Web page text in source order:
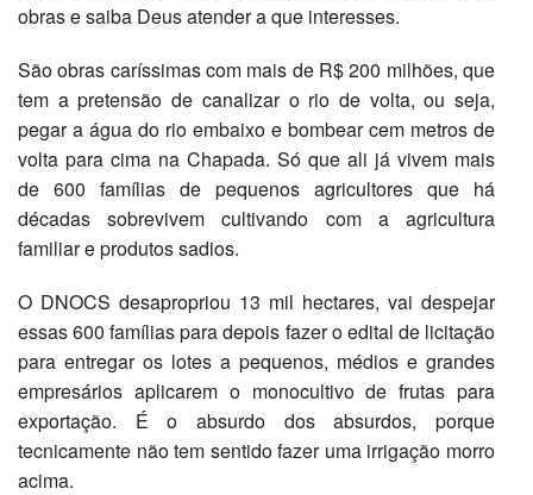
obras e saiba Deus atender a que interesses.
São obras caríssimas com mais de R$ 200 milhões, que
tem a pretensão de canalizar o rio de volta, ou seja,
pegar a água do rio embaixo e bombear cem metros de
volta para cima na Chapada. Só que ali já vivem mais
de 600 famílias de pequenos agricultores que há
décadas sobrevivem cultivando com a agricultura
familiar e produtos sadios.
O DNOCS desapropriou 13 mil hectares, vai despejar
essas 600 famílias para depois fazer o edital de licitação
para entregar os lotes a pequenos, médios e grandes
empresários aplicarem o monocultivo de frutas para
exportação. É o absurdo dos absurdos, porque
tecnicamente não tem sentido fazer uma irrigação morro
acima.